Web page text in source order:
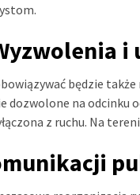
i
będzie także
dozwolone na odcinku
z ruchu. Na